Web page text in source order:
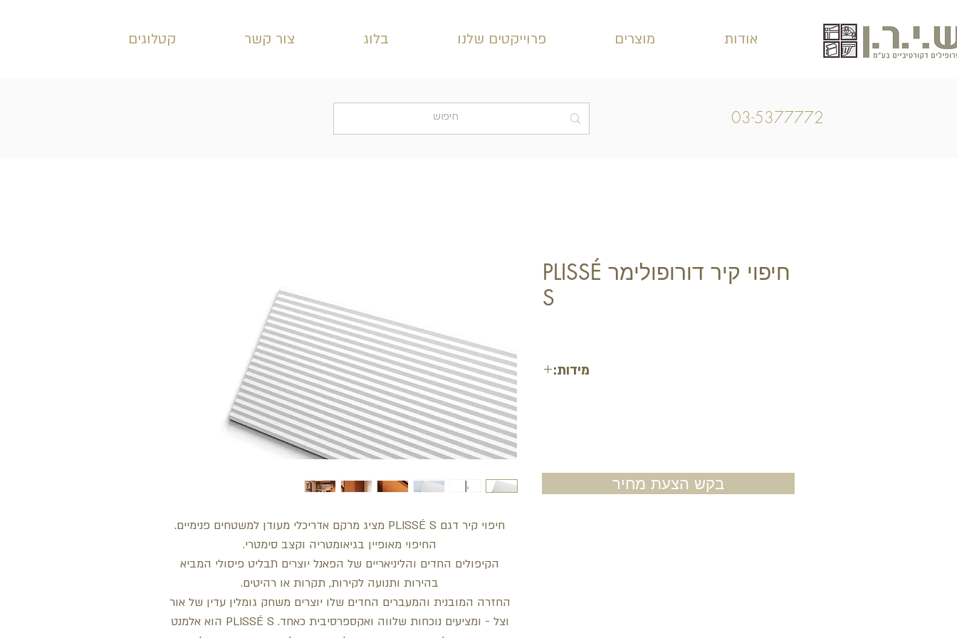
אודות מוצרים פרוייקטים שלנו בלוג צור קשר קטלוגים
03-5377772
חיפוי קיר דגם PLISSÉ S מציג מרקם אדריכלי מעודן למשטחים פנימיים.
החיפוי מאופיין בגיאומטריה וקצב סימטרי.
הקיפולים החדים והליניאריים של הפאנל יוצרים תבליט פיסולי המביא
בהירות ותנועה לקירות, תקרות או רהיטים.
החזרה המובנית והמעברים החדים שלו יוצרים משחק גומלין עדין של אור
וצל - ומציעים נוכחות שלווה ואקספרסיבית כאחד. PLISSÉ S הוא אלמנט
חיפוי קיר דורופולימר PLISSÉ
S
מידות:
בקש הצעת מחיר